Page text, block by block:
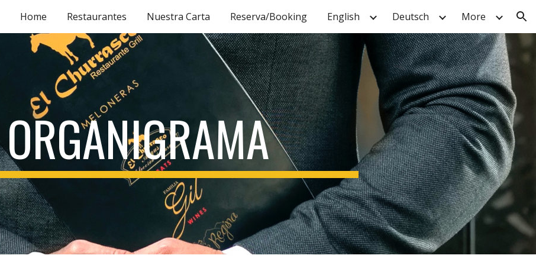
Skip to main content Skip to navigation
Home Restaurantes Nuestra Carta Reserva/Booking English Deutsch More
ORGANIGRAMA